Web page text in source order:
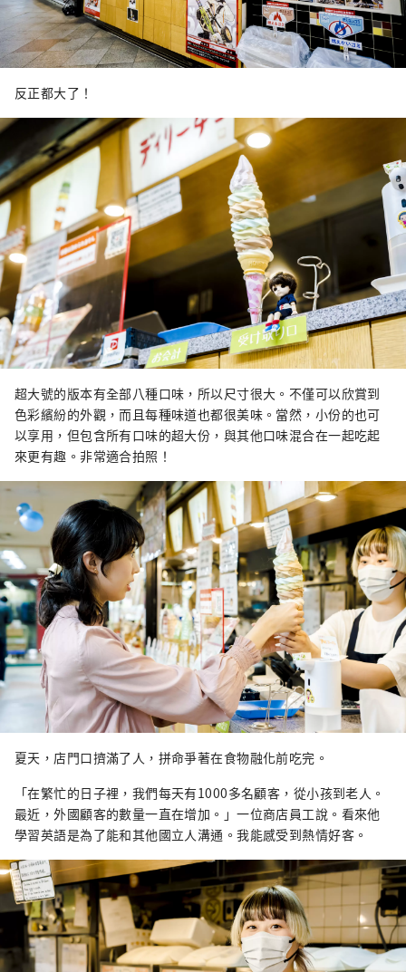
反正都大了！
超大號的版本有全部八種口味，所以尺寸很大。不僅可以欣賞到
色彩繽紛的外觀，而且每種味道也都很美味。當然，小份的也可
以享用，但包含所有口味的超大份，與其他口味混合在一起吃起
來更有趣。非常適合拍照！
夏天，店門口擠滿了人，拼命爭著在食物融化前吃完。
「在繁忙的日子裡，我們每天有1000多名顧客，從小孩到老人。
最近，外國顧客的數量一直在增加。」一位商店員工說。看來他
學習英語是為了能和其他國立人溝通。我能感受到熱情好客。